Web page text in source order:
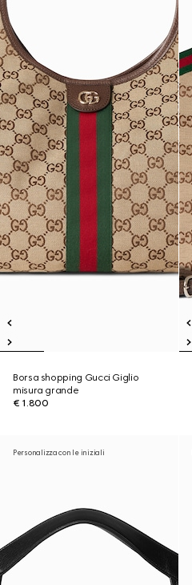
Borsa shopping Gucci Giglio
misura grande
€ 1.800
Personalizza con le iniziali